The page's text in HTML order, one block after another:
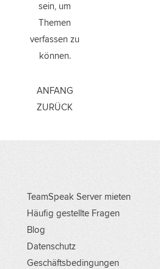
sein, um
Themen
verfassen zu
können.
ANFANG
ZURÜCK
TeamSpeak Server mieten
Häufig gestellte Fragen
Blog
Datenschutz
Geschäftsbedingungen